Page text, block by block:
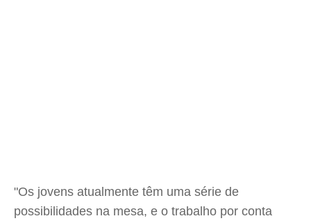
"Os jovens atualmente têm uma série de
possibilidades na mesa, e o trabalho por conta